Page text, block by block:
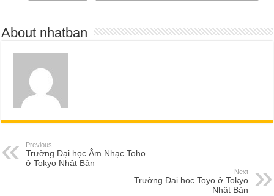
About nhatban
Previous
Trường Đại học Âm Nhạc Toho
ở Tokyo Nhật Bản
Next
Trường Đại học Toyo ở Tokyo
Nhật Bản